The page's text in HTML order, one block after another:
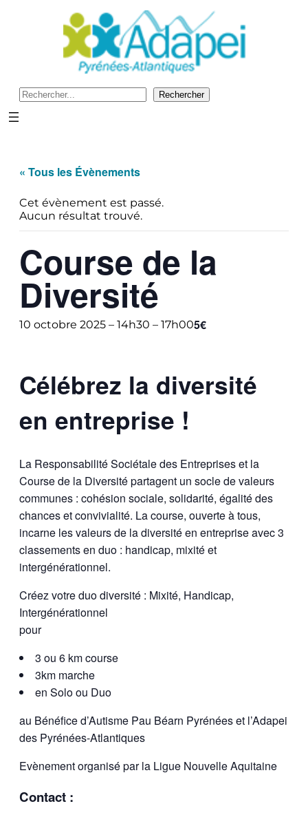
Recherche
Rechercher
« Tous les Évènements
Cet évènement est passé.
Aucun résultat trouvé.
Course de la
Diversité
10 octobre 2025 – 14h30 – 17h005€
Célébrez la diversité
en entreprise !
La Responsabilité Sociétale des Entreprises et la
Course de la Diversité partagent un socle de valeurs
communes : cohésion sociale, solidarité, égalité des
chances et convivialité. La course, ouverte à tous,
incarne les valeurs de la diversité en entreprise avec 3
classements en duo : handicap, mixité et
intergénérationnel.
Créez votre duo diversité : Mixité, Handicap,
Intergénérationnel
pour
3 ou 6 km course
3km marche
en Solo ou Duo
au Bénéfice d’Autisme Pau Béarn Pyrénées et l’Adapei
des Pyrénées-Atlantiques
Evènement organisé par la Ligue Nouvelle Aquitaine
Contact :